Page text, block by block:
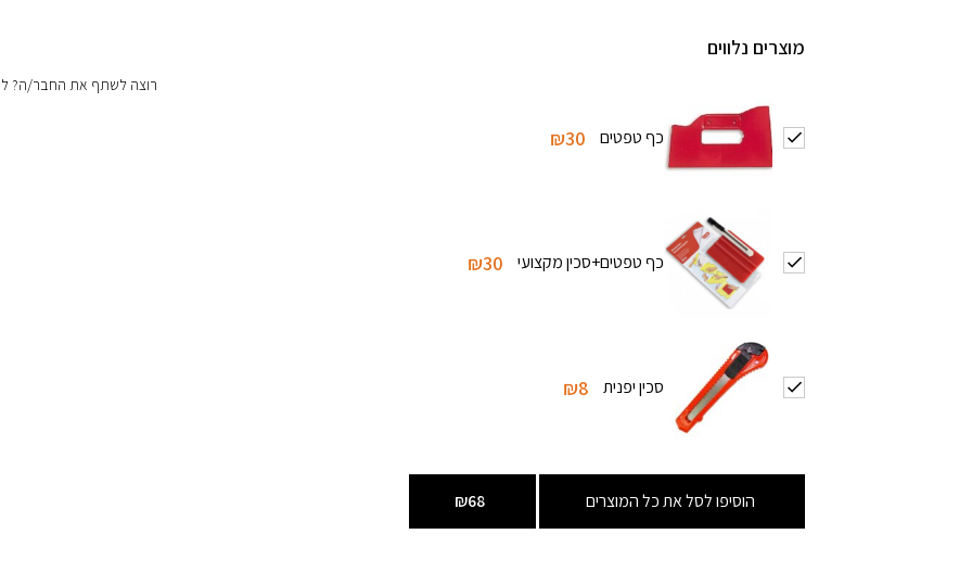
מוצרים נלווים
כף טפטים ₪30
כף טפטים+סכין מקצועי ₪30
סכין יפנית ₪8
הוסיפו לסל את כל המוצרים ₪68
רוצה לשתף את החבר/ה?